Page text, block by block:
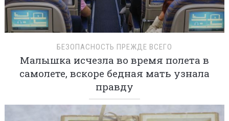
БЕЗОПАСНОСТЬ ПРЕЖДЕ ВСЕГО
Малышка исчезла во время полета в
самолете, вскоре бедная мать узнала
правду